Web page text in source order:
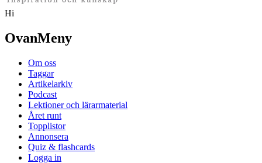
Hi
OvanMeny
Om oss
Taggar
Artikelarkiv
Podcast
Lektioner och lärarmaterial
Året runt
Topplistor
Annonsera
Quiz & flashcards
Logga in